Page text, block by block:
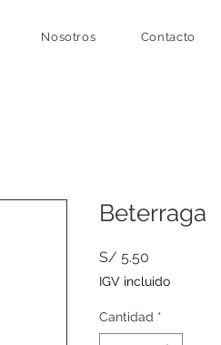
Nosotros Contacto
Beterraga
S/ 5.50
IGV incluido
Cantidad *